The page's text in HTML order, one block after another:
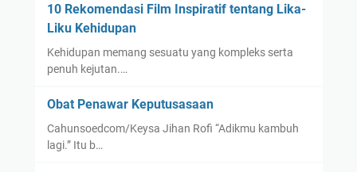
10 Rekomendasi Film Inspiratif tentang Lika-
Liku Kehidupan
Kehidupan memang sesuatu yang kompleks serta
penuh kejutan.…
Obat Penawar Keputusasaan
Cahunsoedcom/Keysa Jihan Rofi “Adikmu kambuh
lagi.” Itu b…